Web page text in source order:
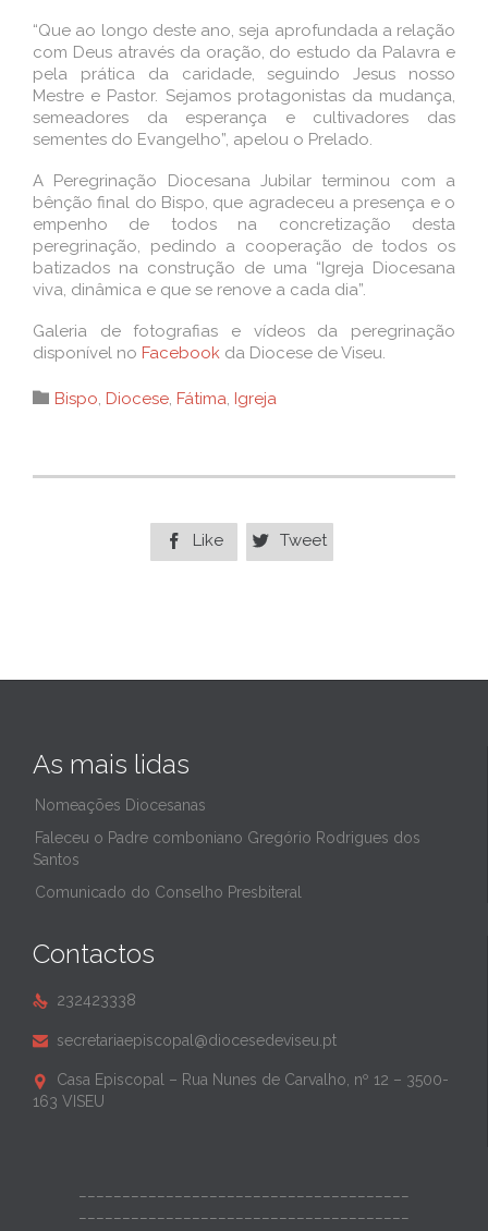
“Que ao longo deste ano, seja aprofundada a relação
com Deus através da oração, do estudo da Palavra e
pela prática da caridade, seguindo Jesus nosso
Mestre e Pastor. Sejamos protagonistas da mudança,
semeadores da esperança e cultivadores das
sementes do Evangelho”, apelou o Prelado.
A Peregrinação Diocesana Jubilar terminou com a
bênção final do Bispo, que agradeceu a presença e o
empenho de todos na concretização desta
peregrinação, pedindo a cooperação de todos os
batizados na construção de uma “Igreja Diocesana
viva, dinâmica e que se renove a cada dia”.
Galeria de fotografias e vídeos da peregrinação
disponível no Facebook da Diocese de Viseu.
 Category
Bispo, Diocese, Fátima, Igreja
 Like  Tweet
As mais lidas
Nomeações Diocesanas
Faleceu o Padre comboniano Gregório Rodrigues dos
Santos
Comunicado do Conselho Presbiteral
Contactos
 232423338
 secretariaepiscopal@diocesedeviseu.pt

Casa Episcopal – Rua Nunes de Carvalho, nº 12 – 3500-
163 VISEU